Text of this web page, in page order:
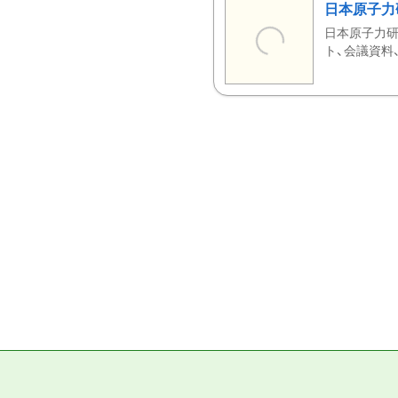
日本原子
日本原子力
ト、会議資